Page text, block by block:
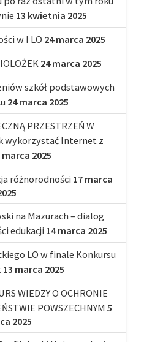
13 kwietnia 2025
w I LO 24 marca 2025
24 marca 2025
szkół podstawowych
24 marca 2025
PRZESTRZEŃ W
wykorzystać Internet z
marca 2025
różnorodności 17 marca
na Mazurach – dialog
edukacji 14 marca 2025
LO w finale Konkursu
13 marca 2025
WIEDZY O OCHRONIE
POWSZECHNYM 5
2025